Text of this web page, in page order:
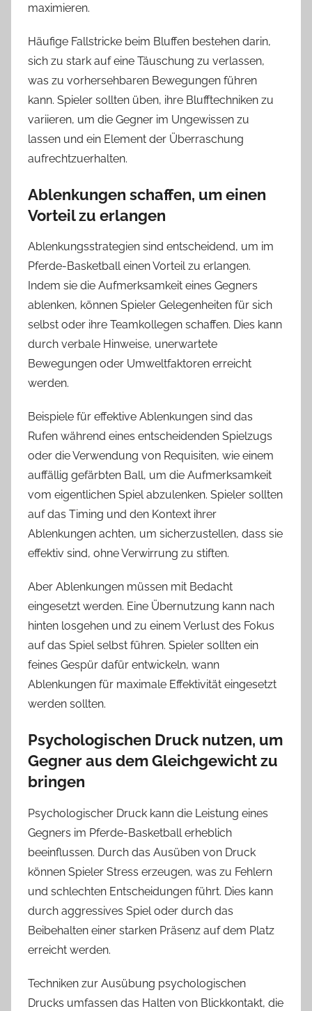
maximieren.
Häufige Fallstricke beim Bluffen bestehen darin,
sich zu stark auf eine Täuschung zu verlassen,
was zu vorhersehbaren Bewegungen führen
kann. Spieler sollten üben, ihre Blufftechniken zu
variieren, um die Gegner im Ungewissen zu
lassen und ein Element der Überraschung
aufrechtzuerhalten.
Ablenkungen schaffen, um einen
Vorteil zu erlangen
Ablenkungsstrategien sind entscheidend, um im
Pferde-Basketball einen Vorteil zu erlangen.
Indem sie die Aufmerksamkeit eines Gegners
ablenken, können Spieler Gelegenheiten für sich
selbst oder ihre Teamkollegen schaffen. Dies kann
durch verbale Hinweise, unerwartete
Bewegungen oder Umweltfaktoren erreicht
werden.
Beispiele für effektive Ablenkungen sind das
Rufen während eines entscheidenden Spielzugs
oder die Verwendung von Requisiten, wie einem
auffällig gefärbten Ball, um die Aufmerksamkeit
vom eigentlichen Spiel abzulenken. Spieler sollten
auf das Timing und den Kontext ihrer
Ablenkungen achten, um sicherzustellen, dass sie
effektiv sind, ohne Verwirrung zu stiften.
Aber Ablenkungen müssen mit Bedacht
eingesetzt werden. Eine Übernutzung kann nach
hinten losgehen und zu einem Verlust des Fokus
auf das Spiel selbst führen. Spieler sollten ein
feines Gespür dafür entwickeln, wann
Ablenkungen für maximale Effektivität eingesetzt
werden sollten.
Psychologischen Druck nutzen, um
Gegner aus dem Gleichgewicht zu
bringen
Psychologischer Druck kann die Leistung eines
Gegners im Pferde-Basketball erheblich
beeinflussen. Durch das Ausüben von Druck
können Spieler Stress erzeugen, was zu Fehlern
und schlechten Entscheidungen führt. Dies kann
durch aggressives Spiel oder durch das
Beibehalten einer starken Präsenz auf dem Platz
erreicht werden.
Techniken zur Ausübung psychologischen
Drucks umfassen das Halten von Blickkontakt, die